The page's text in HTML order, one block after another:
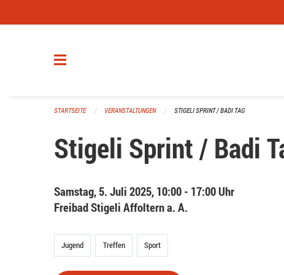
STARTSEITE VERANSTALTUNGEN STIGELI SPRINT / BADI TAG
Stigeli Sprint / Badi
Samstag, 5. Juli 2025, 10:00 - 17:00 Uhr
Freibad Stigeli Affoltern a. A.
Jugend Treffen Sport